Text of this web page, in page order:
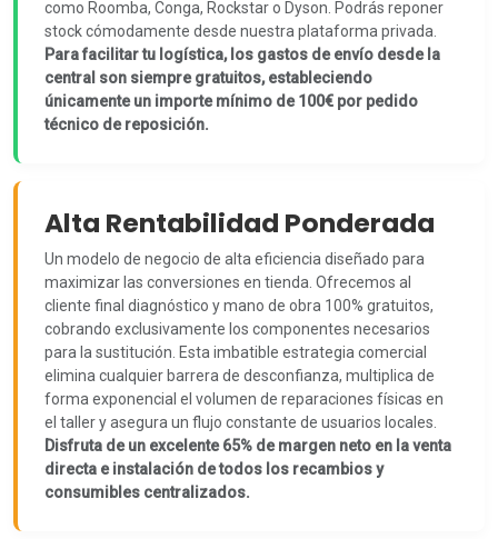
como Roomba, Conga, Rockstar o Dyson. Podrás reponer
stock cómodamente desde nuestra plataforma privada.
Para facilitar tu logística, los gastos de envío desde la
central son siempre gratuitos, estableciendo
únicamente un importe mínimo de 100€ por pedido
técnico de reposición.
Alta Rentabilidad Ponderada
Un modelo de negocio de alta eficiencia diseñado para
maximizar las conversiones en tienda. Ofrecemos al
cliente final diagnóstico y mano de obra 100% gratuitos,
cobrando exclusivamente los componentes necesarios
para la sustitución. Esta imbatible estrategia comercial
elimina cualquier barrera de desconfianza, multiplica de
forma exponencial el volumen de reparaciones físicas en
el taller y asegura un flujo constante de usuarios locales.
Disfruta de un excelente 65% de margen neto en la venta
directa e instalación de todos los recambios y
consumibles centralizados.